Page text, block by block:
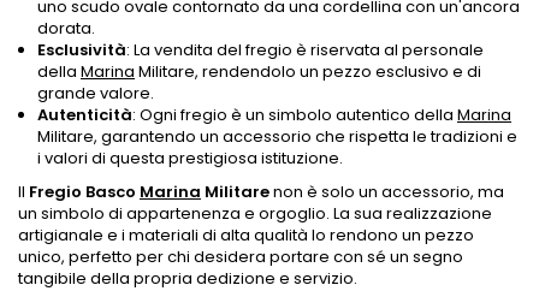
uno scudo ovale contornato da una cordellina con un'ancora
dorata.
Esclusività: La vendita del fregio è riservata al personale
della Marina Militare, rendendolo un pezzo esclusivo e di
grande valore.
Autenticità: Ogni fregio è un simbolo autentico della Marina
Militare, garantendo un accessorio che rispetta le tradizioni e
i valori di questa prestigiosa istituzione.
Il Fregio Basco Marina Militarenon è solo un accessorio, ma
un simbolo di appartenenza e orgoglio. La sua realizzazione
artigianale e i materiali di alta qualità lo rendono un pezzo
unico, perfetto per chi desidera portare con sé un segno
tangibile della propria dedizione e servizio.